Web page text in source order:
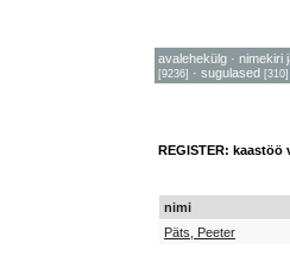
avalehekülg · nimekiri
[9236] · sugulased [310]
REGISTER: kaastöö
nimi
Päts, Peeter